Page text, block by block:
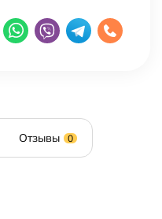
Отзывы 0